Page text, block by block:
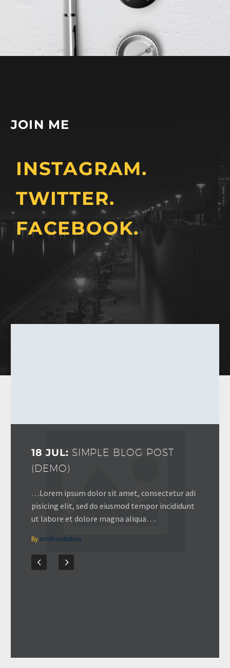
JOIN ME
INSTAGRAM.
TWITTER.
FACEBOOK.
18 JUL: SIMPLE BLOG POST
(DEMO)
…Lorem ipsum dolor sit amet, consectetur adi
pisicing elit, sed do eiusmod tempor incididunt
ut labore et dolore magna aliqua….
By smsfoundation